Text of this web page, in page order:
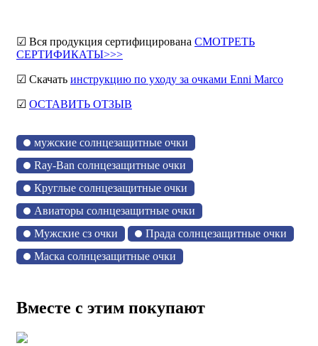
☑ Вся продукция сертифицирована СМОТРЕТЬ
СЕРТИФИКАТЫ>>>
☑ Скачать инструкцию по уходу за очками Enni Marco
☑ ОСТАВИТЬ ОТЗЫВ
мужские солнцезащитные очки
Ray-Ban солнцезащитные очки
Круглые солнцезащитные очки
Авиаторы солнцезащитные очки
Мужские сз очки
Прада солнцезащитные очки
Маска солнцезащитные очки
Вместе с этим покупают